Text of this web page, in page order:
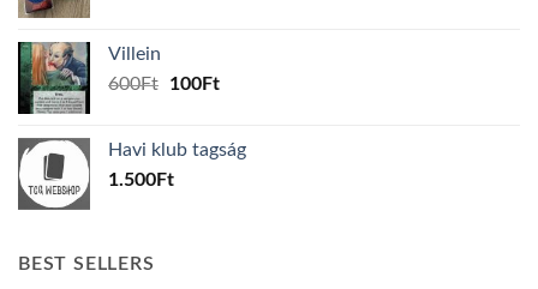
Villein
600Ft
Original
600Ft.
100FtCurrent
100Ft.
Havi klub tagság
1.500Ft
BEST SELLERS